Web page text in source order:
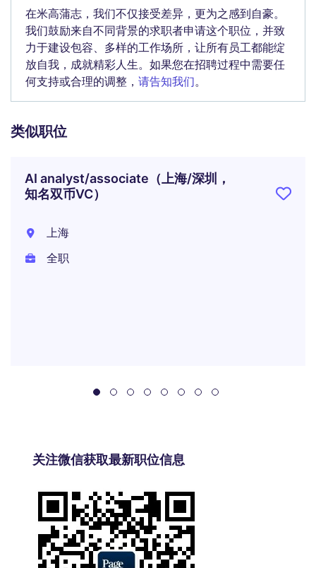
在米高蒲志，我们不仅接受差异，更为之感到自豪。
我们鼓励来自不同背景的求职者申请这个职位，并致
力于建设包容、多样的工作场所，让所有员工都能绽
放自我，成就精彩人生。如果您在招聘过程中需要任
何支持或合理的调整， 请告知我们。
类似职位
AI analyst/associate（上海/深圳，
知名双币VC）
上海
全职
关注微信获取最新职位信息